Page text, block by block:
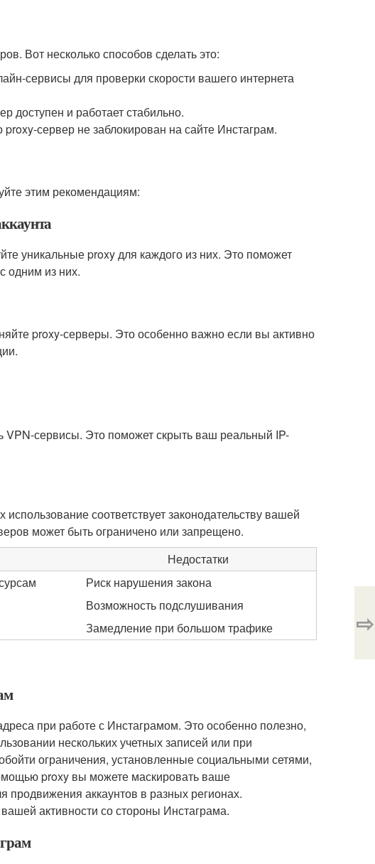
Вот несколько способов сделать это:
сервисы для проверки скорости вашего интернета
доступен и работает стабильно.
proxy-сервер не заблокирован на сайте Инстаграм.
этим рекомендациям:
уникальные proxy для каждого из них. Это поможет
одним из них.
proxy-серверы. Это особенно важно если вы активно
VPN-сервисы. Это поможет скрыть ваш реальный IP-
соответствует законодательству вашей
может быть ограничено или запрещено.
Недостатки
Риск нарушения закона
Возможность подслушивания
Замедление при большом трафике
при работе с Инстаграмом. Это особенно полезно,
нескольких учетных записей или при
ограничения, установленные социальными сетями,
proxy вы можете маскировать ваше
продвижения аккаунтов в разных регионах.
активности со стороны Инстаграма.
⇨